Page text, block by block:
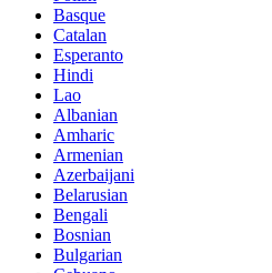
Basque
Catalan
Esperanto
Hindi
Lao
Albanian
Amharic
Armenian
Azerbaijani
Belarusian
Bengali
Bosnian
Bulgarian